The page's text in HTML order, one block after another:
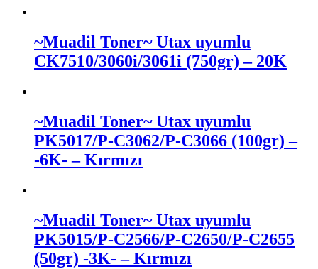
~Muadil Toner~ Utax uyumlu
CK7510/3060i/3061i (750gr) – 20K
~Muadil Toner~ Utax uyumlu
PK5017/P-C3062/P-C3066 (100gr) –
-6K- – Kırmızı
~Muadil Toner~ Utax uyumlu
PK5015/P-C2566/P-C2650/P-C2655
(50gr) -3K- – Kırmızı